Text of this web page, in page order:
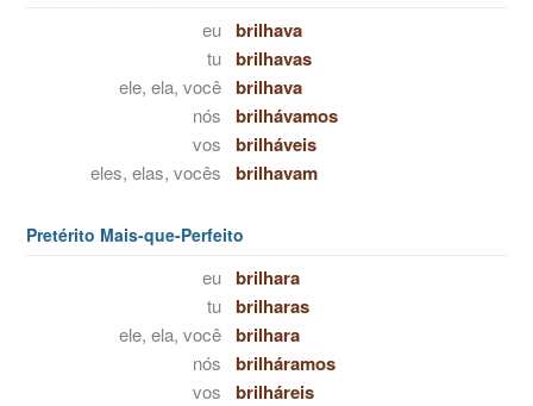
eu brilhava
tu brilhavas
ele, ela, você brilhava
nós brilhávamos
vos brilháveis
eles, elas, vocês brilhavam
Pretérito Mais-que-Perfeito
eu brilhara
tu brilharas
ele, ela, você brilhara
nós brilháramos
vos brilháreis